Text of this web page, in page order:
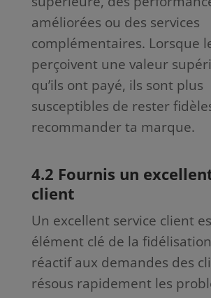
améliorées ou des services
complémentaires. Lorsque
perçoivent une valeur
qu’ils ont payé, ils sont plus
susceptibles de rester
recommander ta marque.
4.2 Fournis un
client
Un excellent service client
élément clé de la
réactif aux demandes des
résous rapidement les